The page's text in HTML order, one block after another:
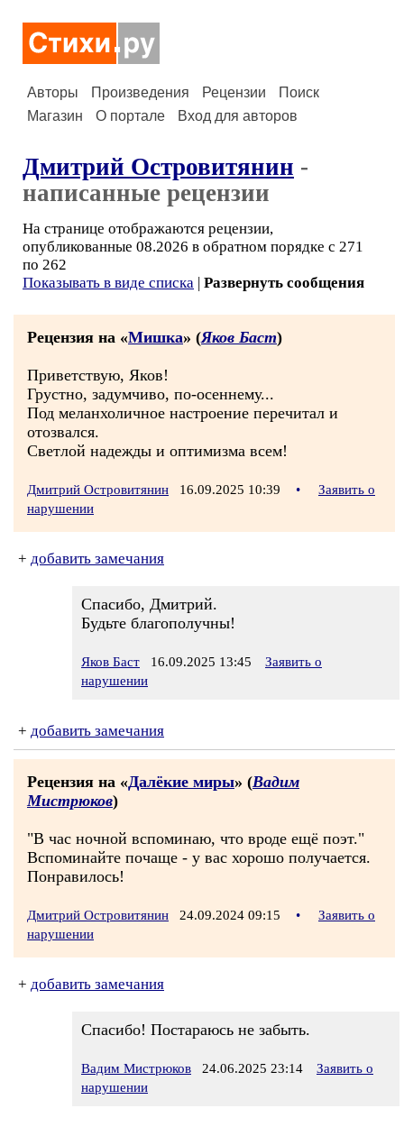
Авторы Произведения Рецензии
Поиск
Магазин
О портале Вход для авторов
Дмитрий Островитянин -
написанные рецензии
На странице отображаются рецензии,
опубликованные 08.2026 в обратном порядке с 271
по 262
Показывать в виде списка | Развернуть сообщения
Рецензия на «Мишка» (Яков Баст)
Приветствую, Яков!
Грустно, задумчиво, по-осеннему...
Под меланхоличное настроение перечитал и
отозвался.
Светлой надежды и оптимизма всем!
Дмитрий Островитянин 16.09.2025 10:39 •
Заявить о
нарушении
+ добавить замечания
Спасибо, Дмитрий.
Будьте благополучны!
Яков Баст 16.09.2025 13:45
Заявить о
нарушении
+ добавить замечания
Рецензия на «Далёкие миры» (Вадим
Мистрюков)
"В час ночной вспоминаю, что вроде ещё поэт."
Вспоминайте почаще - у вас хорошо получается.
Понравилось!
Дмитрий Островитянин 24.09.2024 09:15 •
Заявить о
нарушении
+ добавить замечания
Спасибо! Постараюсь не забыть.
Вадим Мистрюков 24.06.2025 23:14
Заявить о
нарушении